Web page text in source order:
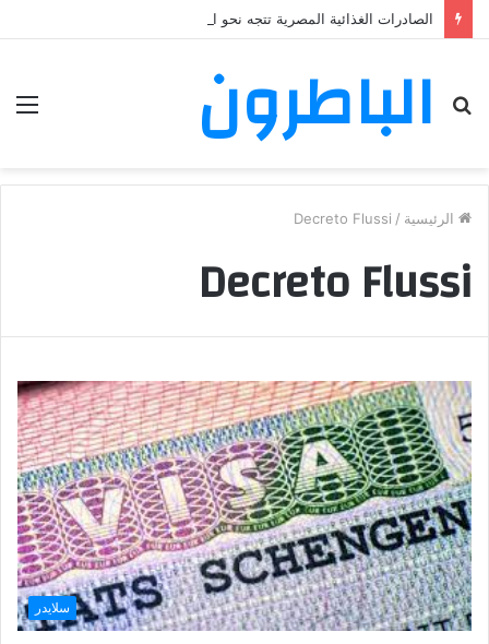
الصادرات الغذائية المصرية تتجه نحو المغرب في حملة توسع جديدة
الباطرون
الرئيسية /
Decreto Flussi
Decreto Flussi
سلايدر